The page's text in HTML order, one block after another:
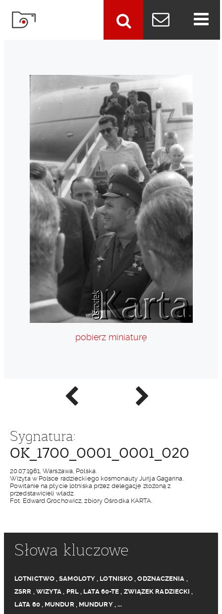
Poprzednie
zdjęcie
Następne
zdjęcie
pobierz miniaturę
Sygnatura:
OK_1700_0001_0001_020
20.07.1961, Warszawa, Polska.
Wizyta w Polsce radzieckiego kosmonauty Jurija Gagarina.
Powitanie na płycie lotniska przez delegację złożoną z
przedstawicieli władz.
Fot. Edward Grochowicz, zbiory Ośrodka KARTA.
Słowa kluczowe
LOTNICTWO,SAMOLOTY , LOTNISKO ,ODZNACZENIA ,
ZSRR , WIZYTA , PRL, LATA 60-TE , ZWIĄZEK RADZIECKI ,
LATA 60, MUNDUR, MUNDURY, ...